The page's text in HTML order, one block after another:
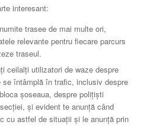
interesant:
trasee de mai multe ori,
relevante pentru fiecare parcurs
traseul.
ceilalți utilizatori de waze despre
se întâmplă în trafic, inclusiv despre
șoseaua, despre polițiști
și evident te anunță când
cu astfel de situații și le anunță prin